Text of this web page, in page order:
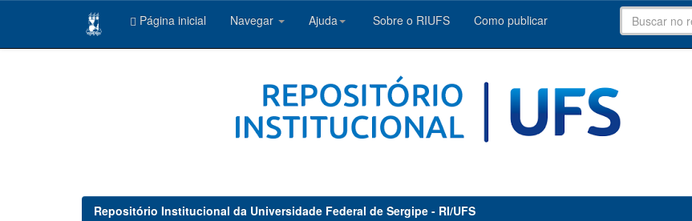
Página inicial Navegar Ajuda Sobre o RIUFS Como publicar
Repositório Institucional da Universidade Federal de Sergipe - RI/UFS